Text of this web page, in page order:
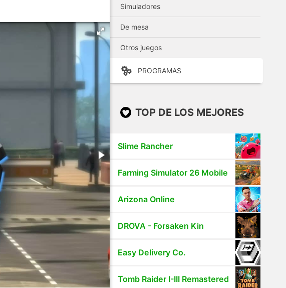
Simuladores
De mesa
Otros juegos
PROGRAMAS
TOP DE LOS MEJORES
Slime Rancher
Farming Simulator 26 Mobile
Arizona Online
DROVA - Forsaken Kin
Easy Delivery Co.
Tomb Raider I-III Remastered